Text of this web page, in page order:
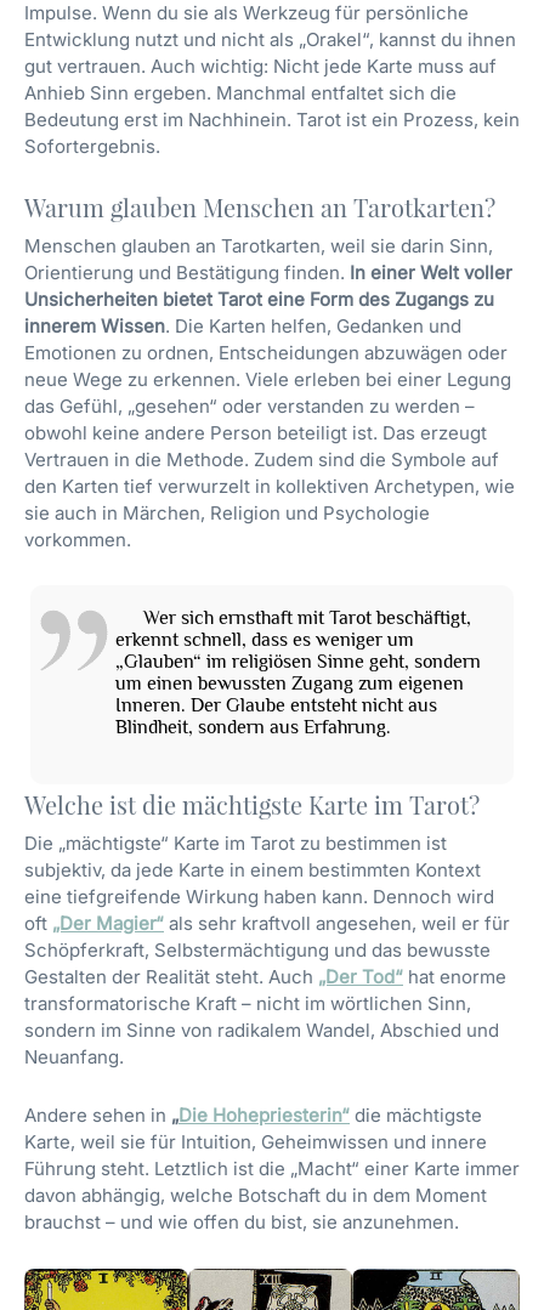
Impulse. Wenn du sie als Werkzeug für persönliche
Entwicklung nutzt und nicht als „Orakel“, kannst du ihnen
gut vertrauen. Auch wichtig: Nicht jede Karte muss auf
Anhieb Sinn ergeben. Manchmal entfaltet sich die
Bedeutung erst im Nachhinein. Tarot ist ein Prozess, kein
Sofortergebnis.
Warum glauben Menschen an Tarotkarten?
Menschen glauben an Tarotkarten, weil sie darin Sinn,
Orientierung und Bestätigung finden. In einer Welt voller
Unsicherheiten bietet Tarot eine Form des Zugangs zu
innerem Wissen. Die Karten helfen, Gedanken und
Emotionen zu ordnen, Entscheidungen abzuwägen oder
neue Wege zu erkennen. Viele erleben bei einer Legung
das Gefühl, „gesehen“ oder verstanden zu werden –
obwohl keine andere Person beteiligt ist. Das erzeugt
Vertrauen in die Methode. Zudem sind die Symbole auf
den Karten tief verwurzelt in kollektiven Archetypen, wie
sie auch in Märchen, Religion und Psychologie
vorkommen.
Wer sich ernsthaft mit Tarot beschäftigt,
erkennt schnell, dass es weniger um
„Glauben“ im religiösen Sinne geht, sondern
um einen bewussten Zugang zum eigenen
Inneren. Der Glaube entsteht nicht aus
Blindheit, sondern aus Erfahrung.
Welche ist die mächtigste Karte im Tarot?
Die „mächtigste“ Karte im Tarot zu bestimmen ist
subjektiv, da jede Karte in einem bestimmten Kontext
eine tiefgreifende Wirkung haben kann. Dennoch wird
oft „Der Magier“ als sehr kraftvoll angesehen, weil er für
Schöpferkraft, Selbstermächtigung und das bewusste
Gestalten der Realität steht. Auch „Der Tod“ hat enorme
transformatorische Kraft – nicht im wörtlichen Sinn,
sondern im Sinne von radikalem Wandel, Abschied und
Neuanfang.
Andere sehen in „Die Hohepriesterin“ die mächtigste
Karte, weil sie für Intuition, Geheimwissen und innere
Führung steht. Letztlich ist die „Macht“ einer Karte immer
davon abhängig, welche Botschaft du in dem Moment
brauchst – und wie offen du bist, sie anzunehmen.